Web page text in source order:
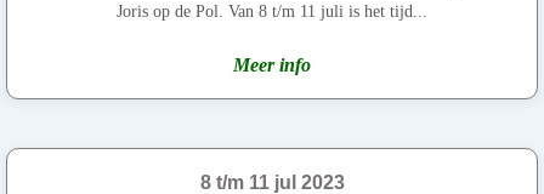
Joris op de Pol. Van 8 t/m 11 juli is het tijd...
Meer info
8 t/m 11 jul 2023